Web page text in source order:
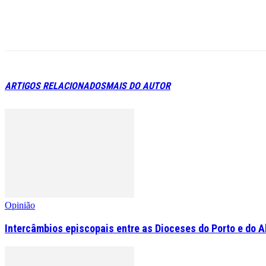
ARTIGOS RELACIONADOSMAIS DO AUTOR
Opinião
Intercâmbios episcopais entre as Dioceses do Porto e do